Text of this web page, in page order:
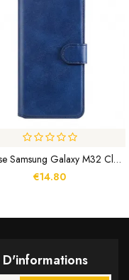
Housse Samsung Galaxy M32 Classique
€14.80